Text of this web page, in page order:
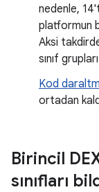
nedenle,
platformun
Aksi
sınıf
Kod
ortadan
Birincil
sınıfları